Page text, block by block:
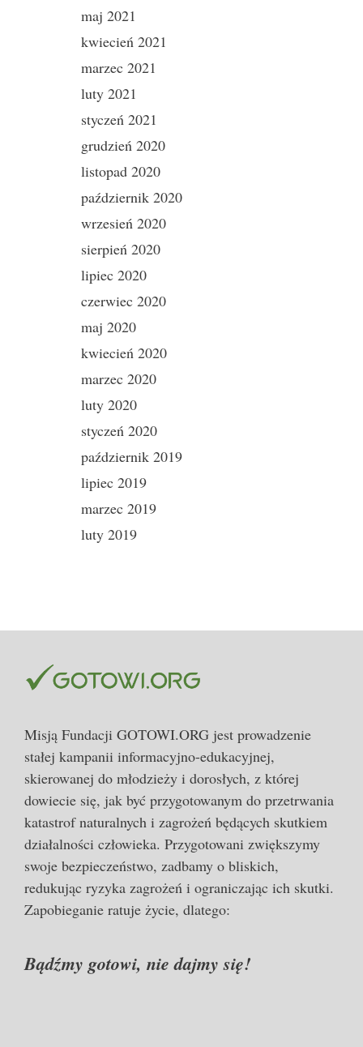
maj 2021
kwiecień 2021
marzec 2021
luty 2021
styczeń 2021
grudzień 2020
listopad 2020
październik 2020
wrzesień 2020
sierpień 2020
lipiec 2020
czerwiec 2020
maj 2020
kwiecień 2020
marzec 2020
luty 2020
styczeń 2020
październik 2019
lipiec 2019
marzec 2019
luty 2019
Misją Fundacji GOTOWI.ORG jest prowadzenie
stałej kampanii informacyjno-edukacyjnej,
skierowanej do młodzieży i dorosłych, z której
dowiecie się, jak być przygotowanym do przetrwania
katastrof naturalnych i zagrożeń będących skutkiem
działalności człowieka. Przygotowani zwiększymy
swoje bezpieczeństwo, zadbamy o bliskich,
redukując ryzyka zagrożeń i ograniczając ich skutki.
Zapobieganie ratuje życie, dlatego:
Bądźmy gotowi, nie dajmy się!